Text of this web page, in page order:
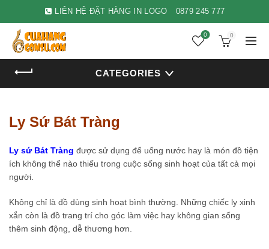
LIÊN HỆ ĐẶT HÀNG IN LOGO 0879 245 777
0 0
CATEGORIES
Ly Sứ Bát Tràng
Ly sứ Bát Tràng được sử dụng để uống nước hay là món đồ tiện
ích không thể nào thiếu trong cuộc sống sinh hoạt của tất cả mọi
người.
Không chỉ là đồ dùng sinh hoạt bình thường. Những chiếc ly xinh
xắn còn là đồ trang trí cho góc làm việc hay không gian sống
thêm sinh động, dễ thương hơn.